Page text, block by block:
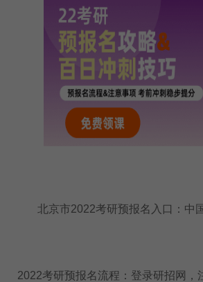
北京市2022考研预报名入口：中
2022考研预报名流程：登录研招网，